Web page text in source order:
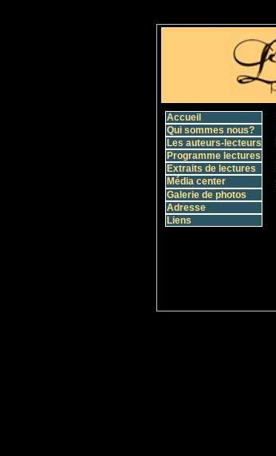
Accueil
Qui sommes nous?
Les auteurs-lecteurs
Programme lectures
Extraits de lectures
Média center
Galerie de photos
Adresse
Liens